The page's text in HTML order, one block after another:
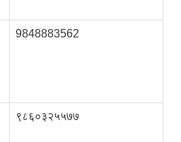
9848883562
९८६०३२५५७७